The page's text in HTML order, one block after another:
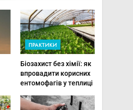
ПРАКТИКИ
Біозахист без хімії: як
впровадити корисних
ентомофагів у теплиці